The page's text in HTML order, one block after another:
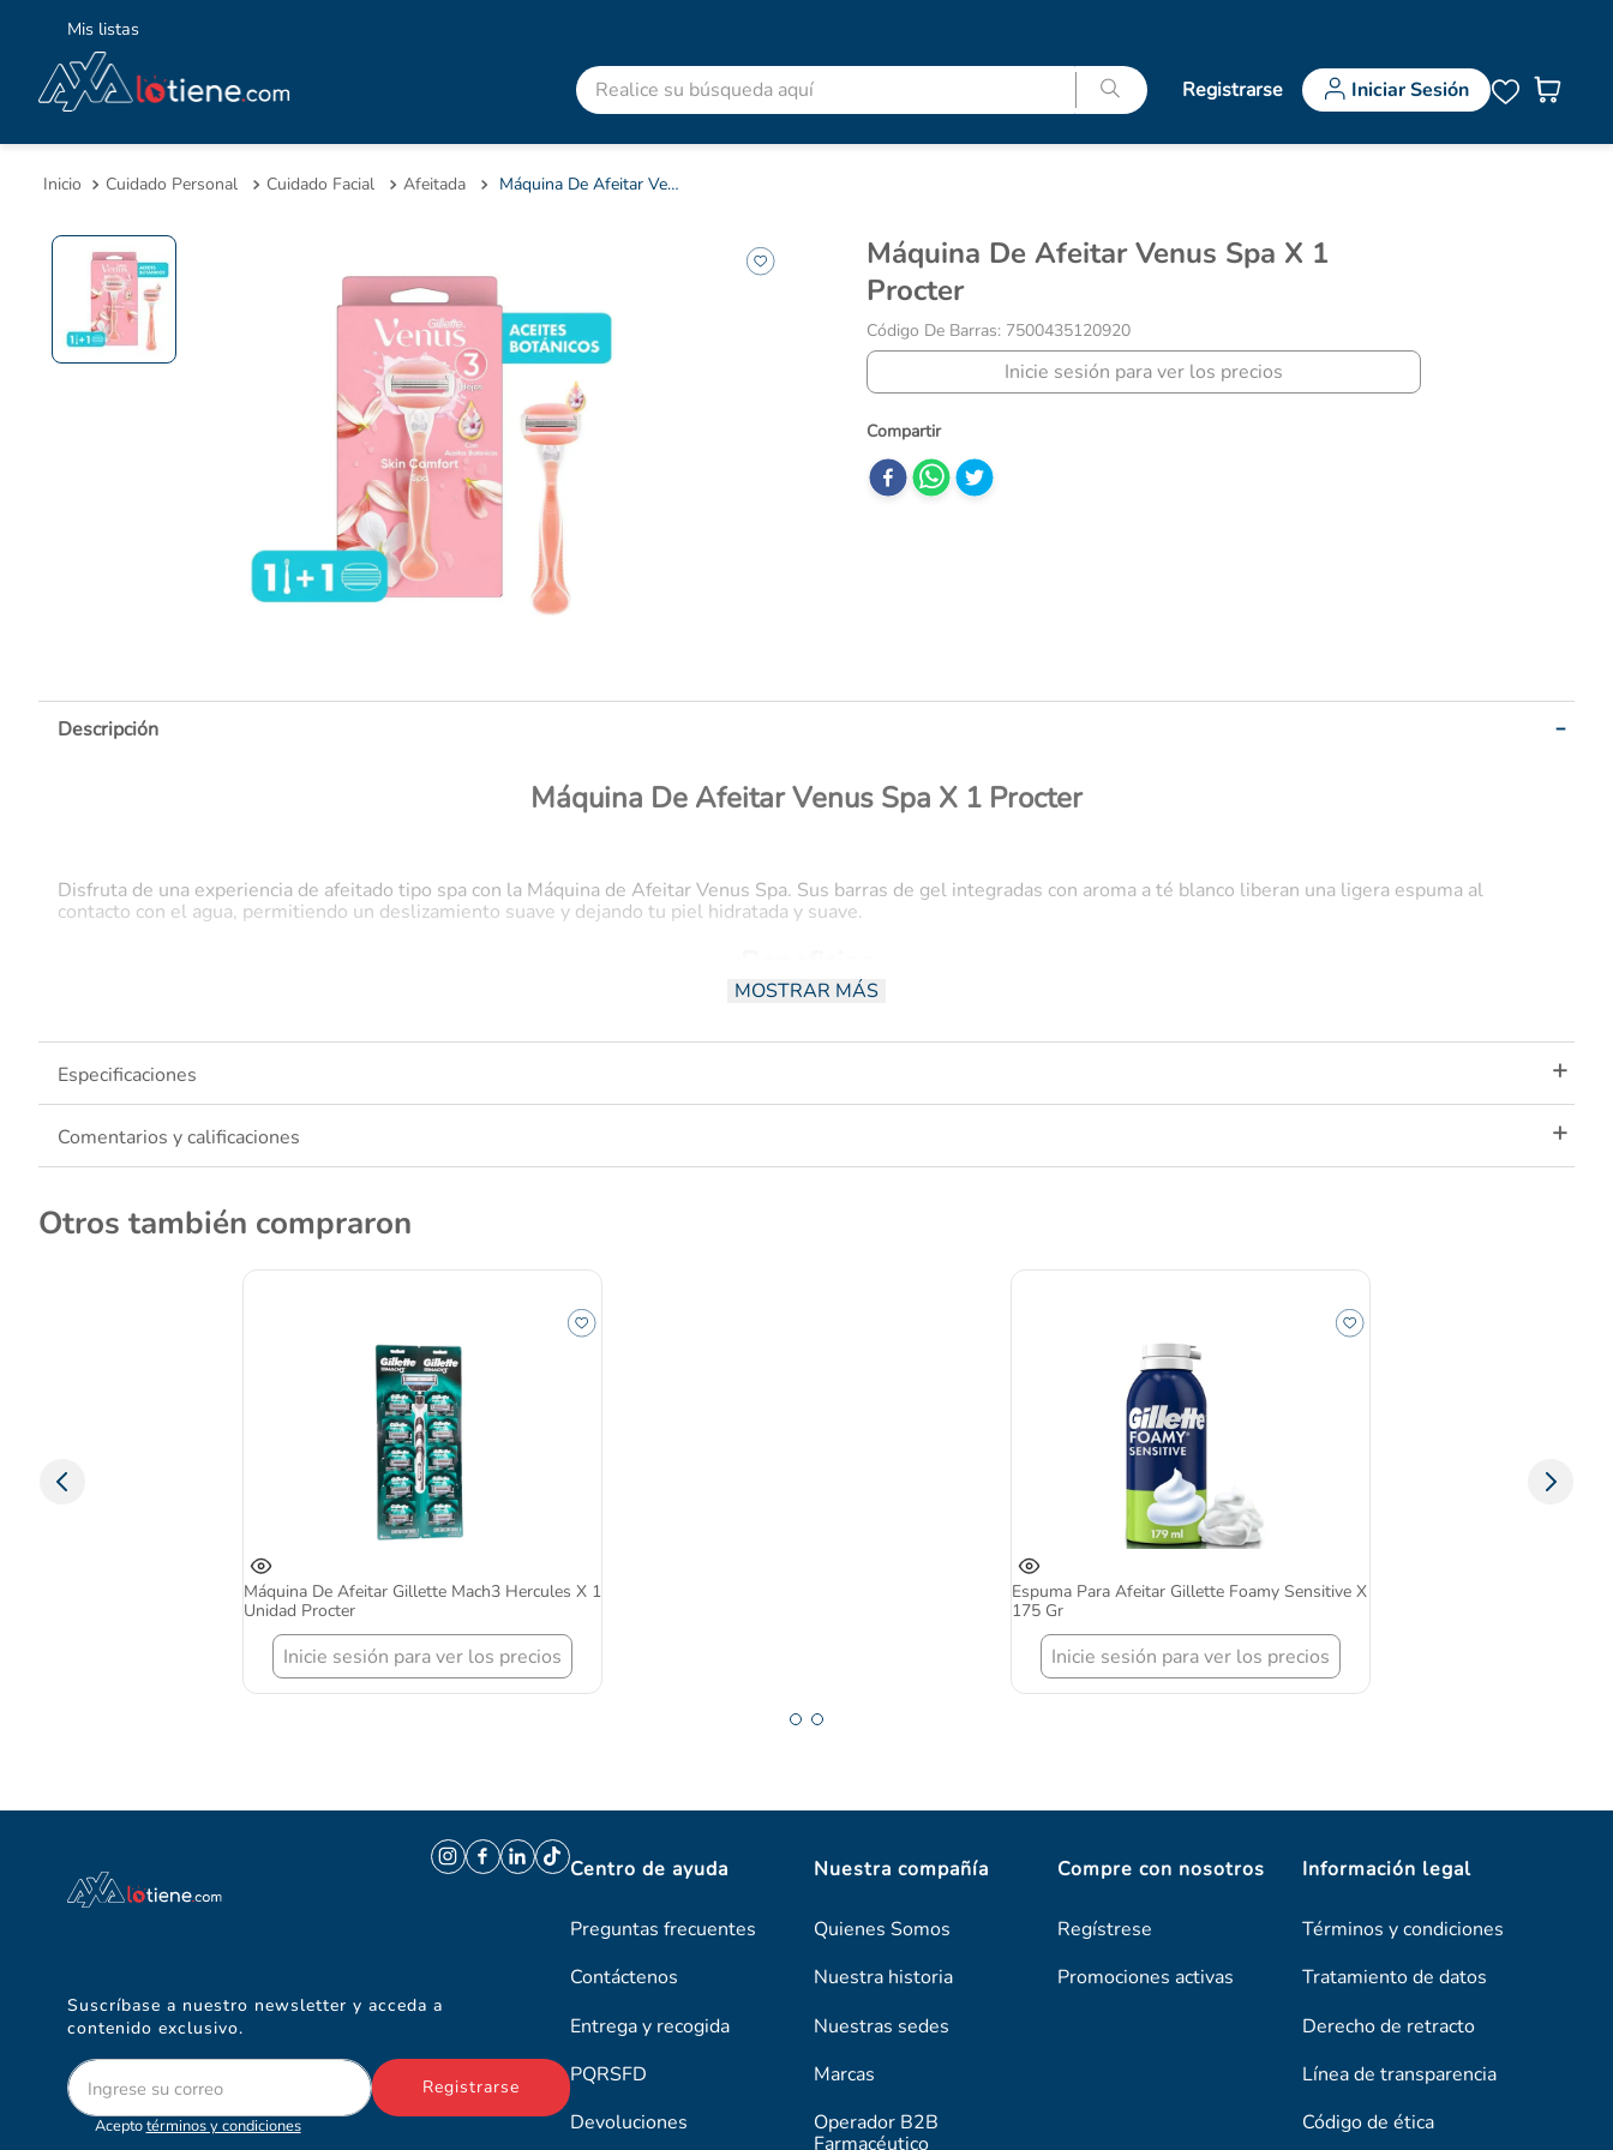
Mis listas
Realice su búsqueda aquí
Registrarse Iniciar Sesión
Cuidado Personal Cuidado Facial Afeitada Máquina De Afeitar Venus Spa X 1 Procter
Máquina De Afeitar Venus Spa X 1
Procter
Código De Barras: 7500435120920
Inicie sesión para ver los precios
Descripción
Máquina De Afeitar Venus Spa X 1 Procter
Disfruta de una experiencia de afeitado tipo spa con la Máquina de Afeitar Venus Spa. Sus barras de gel integradas con aroma a té blanco liberan una ligera espuma al
contacto con el agua, permitiendo un deslizamiento suave y dejando tu piel hidratada y suave.
Afeitado suave e hidratante
Aroma relajante
MOSTRAR MÁS
Especificaciones
Comentarios y calificaciones
Otros también compraron
Máquina De Afeitar Gillette Mach3 Hercules X 1
Unidad Procter
Inicie sesión para ver los precios
Espuma Para Afeitar Gillette Foamy Sensitive X
175 Gr
Inicie sesión para ver los precios
Suscríbase a nuestro newsletter y acceda a
contenido exclusivo.
Aceptotérminos y condiciones
Registrarse
Centro de ayuda
Preguntas frecuentes
Contáctenos
Entrega y recogida
PQRSFD
Devoluciones
Nuestra compañía
Quienes Somos
Nuestra historia
Nuestras sedes
Marcas
Operador B2B
Farmacéutico
Compre con nosotros
Regístrese
Promociones activas
Información legal
Términos y condiciones
Tratamiento de datos
Derecho de retracto
Línea de transparencia
Código de ética
1
advitabs
5.
pedialyte
shampoo
.
dolex
ibuprofeno
clotrimazol
desodorante